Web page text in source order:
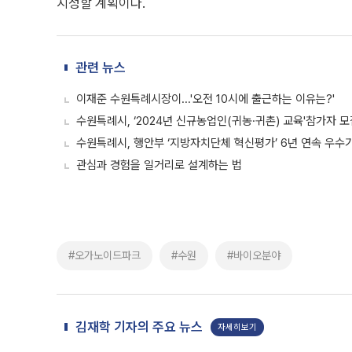
지정할 계획이다.
관련 뉴스
이재준 수원특례시장이...'오전 10시에 출근하는 이유는?'
수원특례시, ‘2024년 신규농업인(귀농·귀촌) 교육'참가자 모
수원특례시, 행안부 ‘지방자치단체 혁신평가’ 6년 연속 우수
관심과 경험을 일거리로 설계하는 법
#오가노이드파크 #수원 #바이오분야
김재학 기자의 주요 뉴스 자세히보기